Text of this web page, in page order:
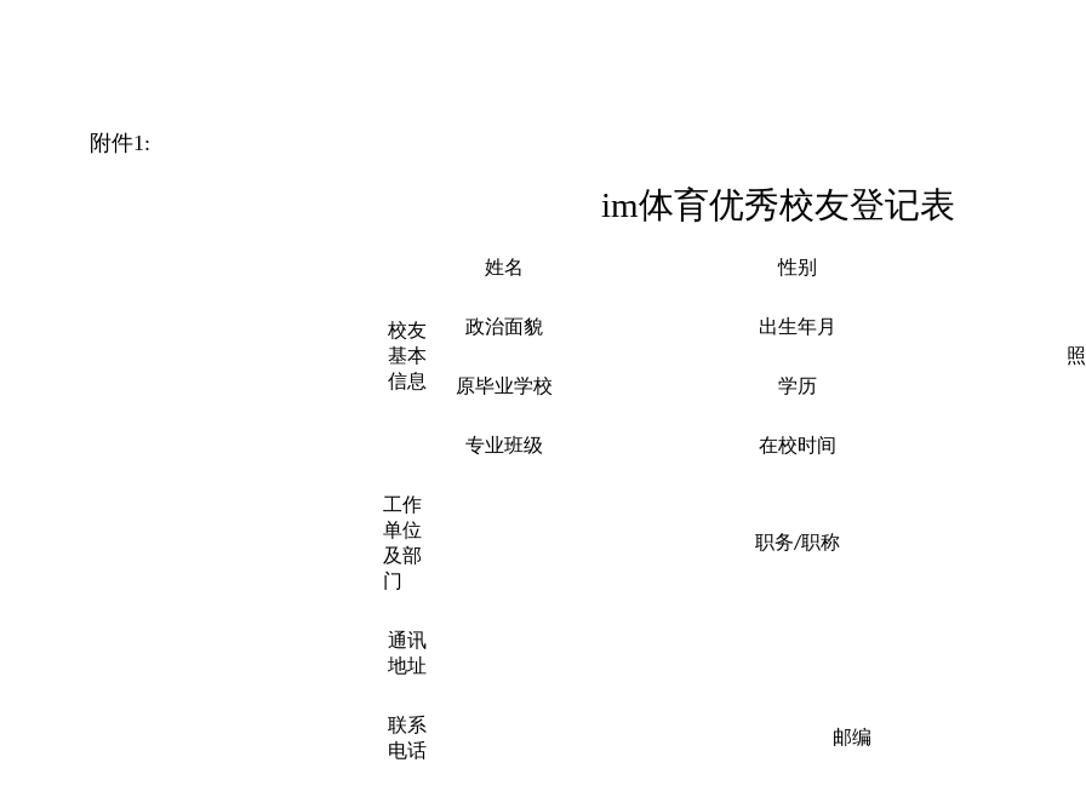
附件1:
im体育优秀校友登记表
校友
基本
信息
姓名 性别
政治面貌 出生年月
原毕业学校 学历
专业班级 在校时间
工作
单位
及部
门
职务/职称
通讯
地址
联系
电话
邮编